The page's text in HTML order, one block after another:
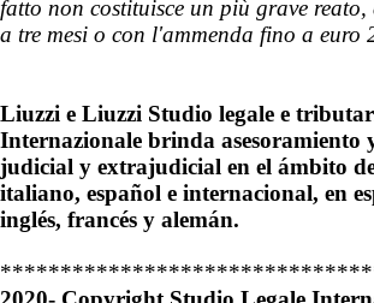
fatto non costituisce un più grave
a tre mesi o con l'ammenda fino a euro
Liuzzi e Liuzzi Studio legale e
Internazionale brinda asesoramiento
judicial y extrajudicial en el ámbito
italiano, español e internacional, en
inglés, francés y alemán.